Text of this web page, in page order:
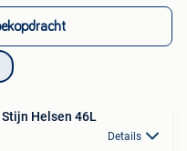
Helsen 46L
Details